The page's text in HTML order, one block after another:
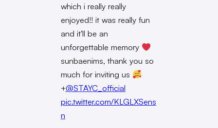
which i really really
enjoyed!! it was really fun
and it'll be an
unforgettable memory
sunbaenims, thank you so
much for inviting us
+@STAYC_official
pic.twitter.com/KLGLXSens
n